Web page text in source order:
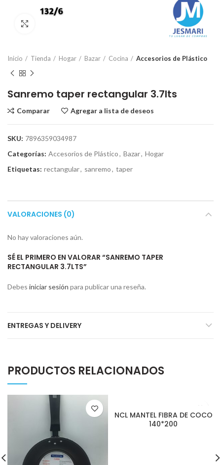
Inicio Tienda Hogar Bazar Cocina Accesorios de Plástico
Sanremo taper rectangular 3.7lts
Comparar Agregar a lista de deseos
SKU: 7896359034987
Categorías: Accesorios de Plástico, Bazar, Hogar
Etiquetas: rectangular, sanremo, taper
VALORACIONES (0)
No hay valoraciones aún.
SÉ EL PRIMERO EN VALORAR “SANREMO TAPER
RECTANGULAR 3.7LTS”
Debes iniciar sesión para publicar una reseña.
ENTREGAS Y DELIVERY
PRODUCTOS RELACIONADOS
NCL MANTEL FIBRA DE COCO
140*200